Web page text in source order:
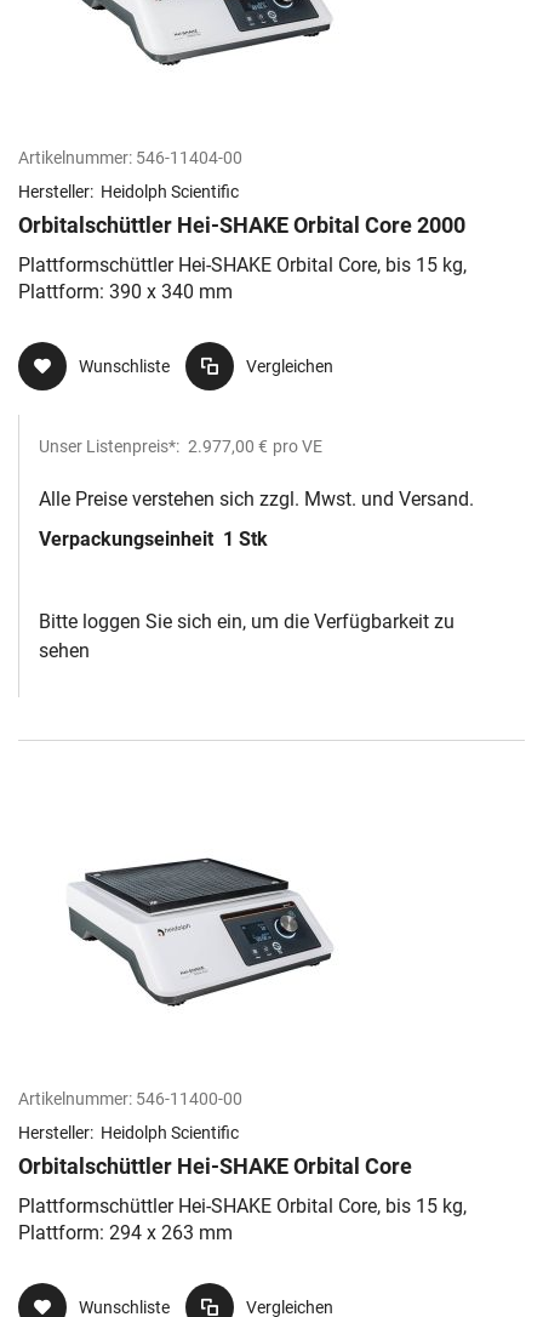
Artikelnummer: 546-11404-00
Hersteller: Heidolph Scientific
Orbitalschüttler Hei-SHAKE Orbital Core 2000
Plattformschüttler Hei-SHAKE Orbital Core, bis 15 kg,
Plattform: 390 x 340 mm
Wunschliste Vergleichen
Unser Listenpreis*: 2.977,00 € pro VE
Alle Preise verstehen sich zzgl. Mwst. und Versand.
Verpackungseinheit 1 Stk
Bitte loggen Sie sich ein, um die Verfügbarkeit zu
sehen
Artikelnummer: 546-11400-00
Hersteller: Heidolph Scientific
Orbitalschüttler Hei-SHAKE Orbital Core
Plattformschüttler Hei-SHAKE Orbital Core, bis 15 kg,
Plattform: 294 x 263 mm
Wunschliste Vergleichen